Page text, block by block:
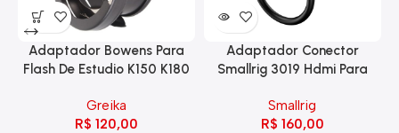
Adaptador Bowens Para
Flash De Estudio K150 K180
Greika
R$ 120,00
Adaptador Conector
Smallrig 3019 Hdmi Para
Smallrig
R$ 160,00